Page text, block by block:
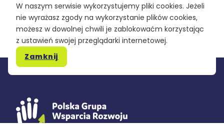
W naszym serwisie wykorzystujemy pliki cookies. Jeżeli
nie wyrażasz zgody na wykorzystanie plików cookies,
możesz w dowolnej chwili je zablokowaćm korzystając
z ustawień swojej przeglądarki internetowej.
Zamknij